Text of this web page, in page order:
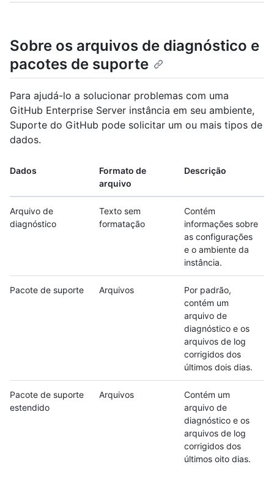
Sobre os arquivos de diagnóstico e
pacotes de suporte
Para ajudá-lo a solucionar problemas com uma
GitHub Enterprise Server instância em seu ambiente,
Suporte do GitHub pode solicitar um ou mais tipos de
dados.
Dados
Formato de
arquivo
Descrição
Arquivo de
diagnóstico
Texto sem
formatação
Contém
informações sobre
as configurações
e o ambiente da
instância.
Pacote de suporte Arquivos
Por padrão,
contém um
arquivo de
diagnóstico e os
arquivos de log
corrigidos dos
últimos dois dias.
Pacote de suporte
estendido
Arquivos
Contém um
arquivo de
diagnóstico e os
arquivos de log
corrigidos dos
últimos oito dias.